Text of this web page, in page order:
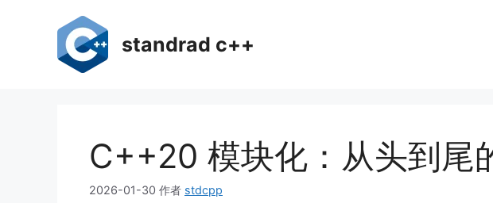
standrad c++
C++20 模块化：从头到尾
2026-01-30 作者 stdcpp